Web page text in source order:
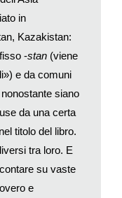
personale per
Questa nuova
nozze, come nel
Riviera Nayarit.
a Sydney offre la
soprattutto luoghi
da punti di vista
rafforzando il
dieci luoghi più
Disney
in
Kazakistan:
-stan (viene
e da comuni
siano
da una certa
titolo del libro.
tra loro. E
su vaste
e